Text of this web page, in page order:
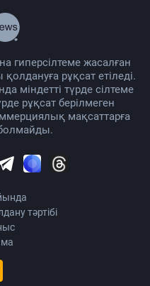
гиперсілтеме жасалған
рұқсат етіледі.
міндетті түрде сілтеме
рұқсат берілмеген
мақсаттарға
тәртібі